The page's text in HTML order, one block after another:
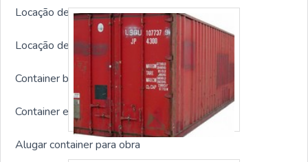
Locação de container alojamento
Locação de container para obra preço
Container banheiro locação
Container escritório locação
Alugar container para obra